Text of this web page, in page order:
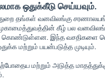
ஒதுக்கீடு செய்யவும்.
தங்கள் வனவிலங்கு
கீழ் பல
இந்த வசதிகளை
மற்றும் பயன்படுத்த முடியும்.
மற்றும் அடுத்த